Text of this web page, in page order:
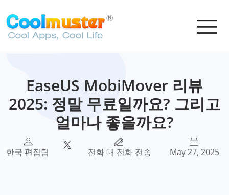
EaseUS MobiMover 리뷰
2025: 정말 무료일까요? 그리고
얼마나 좋을까요?
한국 편집팀 전화 대 전화 전송 May 27, 2025